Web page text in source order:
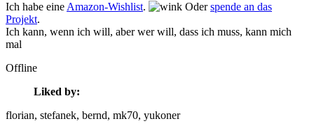
Ich habe eine Amazon-Wishlist. Oderspende an das
Projekt.
Ich kann, wenn ich will, aber wer will, dass ich muss, kann mich
mal
Offline
Liked by:
florian, stefanek, bernd, mk70, yukoner